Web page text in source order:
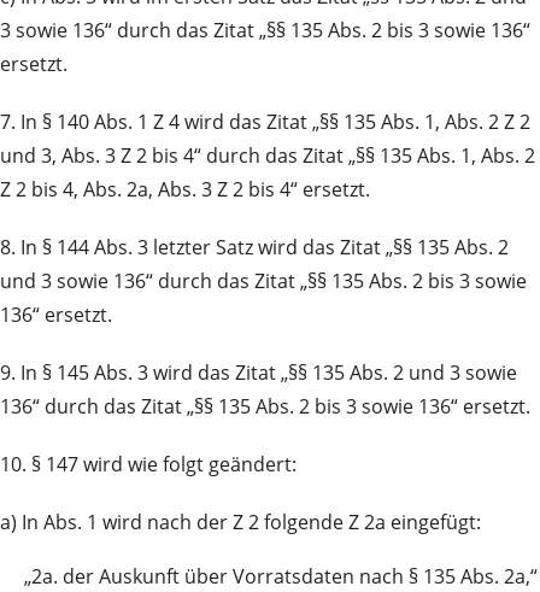
3 sowie 136“ durch das Zitat „§§ 135 Abs. 2 bis 3 sowie 136“
ersetzt.
7. In § 140 Abs. 1 Z 4 wird das Zitat „§§ 135 Abs. 1, Abs. 2 Z 2
und 3, Abs. 3 Z 2 bis 4“ durch das Zitat „§§ 135 Abs. 1, Abs. 2
Z 2 bis 4, Abs. 2a, Abs. 3 Z 2 bis 4“ ersetzt.
8. In § 144 Abs. 3 letzter Satz wird das Zitat „§§ 135 Abs. 2
und 3 sowie 136“ durch das Zitat „§§ 135 Abs. 2 bis 3 sowie
136“ ersetzt.
9. In § 145 Abs. 3 wird das Zitat „§§ 135 Abs. 2 und 3 sowie
136“ durch das Zitat „§§ 135 Abs. 2 bis 3 sowie 136“ ersetzt.
10. § 147 wird wie folgt geändert:
a) In Abs. 1 wird nach der Z 2 folgende Z 2a eingefügt:
„2a. der Auskunft über Vorratsdaten nach § 135 Abs. 2a,“